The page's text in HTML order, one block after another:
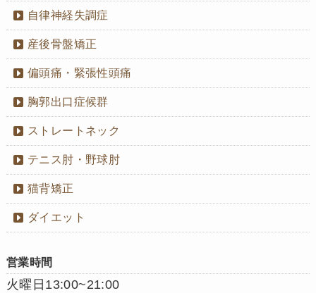
自律神経失調症
産後骨盤矯正
偏頭痛・緊張性頭痛
胸郭出口症候群
ストレートネック
テニス肘・野球肘
猫背矯正
ダイエット
営業時間
火曜日13:00~21:00